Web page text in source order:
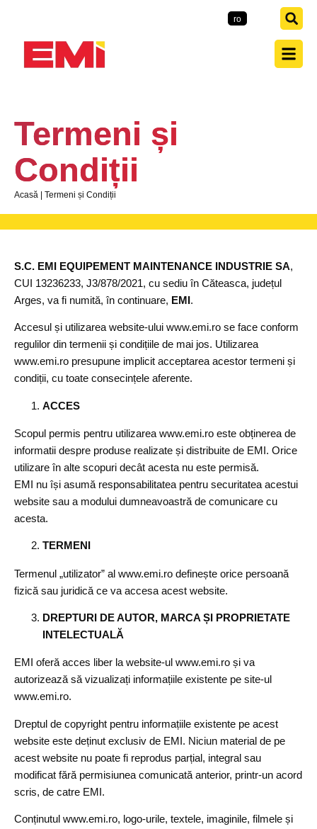
ro
Termeni și
Condiții
Acasă Termeni și Condiții
S.C. EMI EQUIPEMENT MAINTENANCE INDUSTRIE SA,
CUI 13236233, J3/878/2021, cu sediu în Căteasca, județul
Arges, va fi numită, în continuare, EMI.
Accesul și utilizarea website-ului www.emi.ro se face conform
regulilor din termenii și condițiile de mai jos. Utilizarea
www.emi.ro presupune implicit acceptarea acestor termeni și
condiții, cu toate consecințele aferente.
ACCES
Scopul permis pentru utilizarea www.emi.ro este obținerea de
informatii despre produse realizate și distribuite de EMI. Orice
utilizare în alte scopuri decât acesta nu este permisă.
EMI nu își asumă responsabilitatea pentru securitatea acestui
website sau a modului dumneavoastră de comunicare cu
acesta.
TERMENI
Termenul „utilizator” al www.emi.ro definește orice persoană
fizică sau juridică ce va accesa acest website.
DREPTURI DE AUTOR, MARCA ȘI PROPRIETATE
INTELECTUALĂ
EMI oferă acces liber la website-ul www.emi.ro și va
autorizează să vizualizați informațiile existente pe site-ul
www.emi.ro.
Dreptul de copyright pentru informațiile existente pe acest
website este deținut exclusiv de EMI. Niciun material de pe
acest website nu poate fi reprodus parțial, integral sau
modificat fără permisiunea comunicată anterior, printr-un acord
scris, de catre EMI.
Conținutul www.emi.ro, logo-urile, textele, imaginile, filmele și